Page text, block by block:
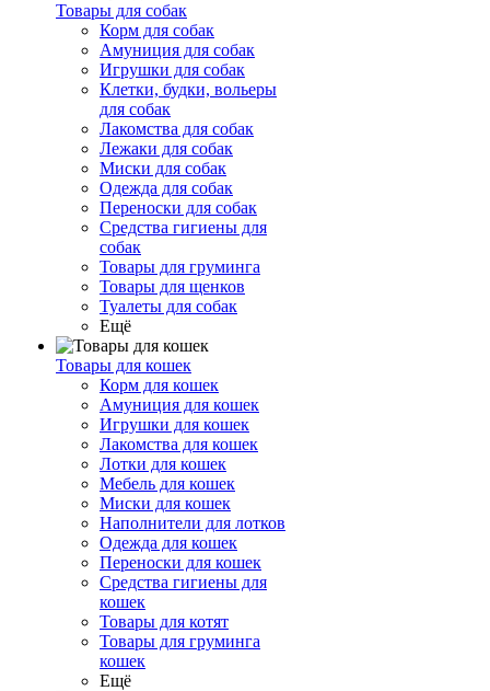
Товары для собак
Корм для собак
Амуниция для собак
Игрушки для собак
Клетки, будки, вольеры
для собак
Лакомства для собак
Лежаки для собак
Миски для собак
Одежда для собак
Переноски для собак
Средства гигиены для
собак
Товары для груминга
Товары для щенков
Туалеты для собак
Ещё
Товары для кошек
Корм для кошек
Амуниция для кошек
Игрушки для кошек
Лакомства для кошек
Лотки для кошек
Мебель для кошек
Миски для кошек
Наполнители для лотков
Одежда для кошек
Переноски для кошек
Средства гигиены для
кошек
Товары для котят
Товары для груминга
кошек
Ещё